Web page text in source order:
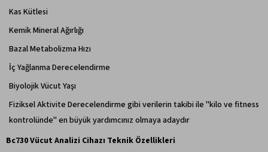
Kas Kütlesi
Kemik Mineral Ağırlığı
Bazal Metabolizma Hızı
İç Yağlanma Derecelendirme
Biyolojik Vücut Yaşı
Fiziksel Aktivite Derecelendirme gibi verilerin takibi ile "kilo ve fitness
kontrolünde" en büyük yardımcınız olmaya adaydır
Bc730 Vücut Analizi Cihazı Teknik Özellikleri